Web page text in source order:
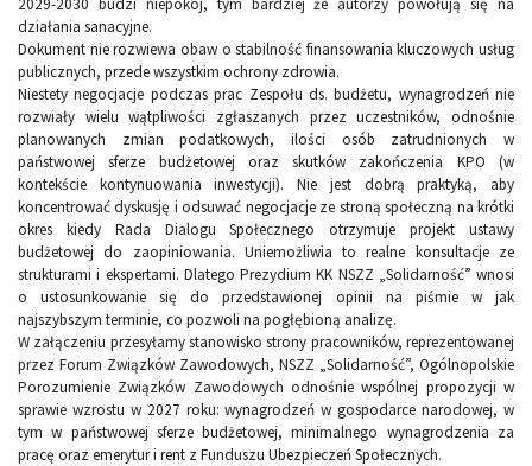
2029-2030 budzi niepokój, tym bardziej że autorzy powołują się na
działania sanacyjne.
Dokument nie rozwiewa obaw o stabilność finansowania kluczowych usług
publicznych, przede wszystkim ochrony zdrowia.
Niestety negocjacje podczas prac Zespołu ds. budżetu, wynagrodzeń nie
rozwiały wielu wątpliwości zgłaszanych przez uczestników, odnośnie
planowanych zmian podatkowych, ilości osób zatrudnionych w
państwowej sferze budżetowej oraz skutków zakończenia KPO (w
kontekście kontynuowania inwestycji). Nie jest dobrą praktyką, aby
koncentrować dyskusję i odsuwać negocjacje ze stroną społeczną na krótki
okres kiedy Rada Dialogu Społecznego otrzymuje projekt ustawy
budżetowej do zaopiniowania. Uniemożliwia to realne konsultacje ze
strukturami i ekspertami. Dlatego Prezydium KK NSZZ „Solidarność” wnosi
o ustosunkowanie się do przedstawionej opinii na piśmie w jak
najszybszym terminie, co pozwoli na pogłębioną analizę.
W załączeniu przesyłamy stanowisko strony pracowników, reprezentowanej
przez Forum Związków Zawodowych, NSZZ „Solidarność”, Ogólnopolskie
Porozumienie Związków Zawodowych odnośnie wspólnej propozycji w
sprawie wzrostu w 2027 roku: wynagrodzeń w gospodarce narodowej, w
tym w państwowej sferze budżetowej, minimalnego wynagrodzenia za
pracę oraz emerytur i rent z Funduszu Ubezpieczeń Społecznych.